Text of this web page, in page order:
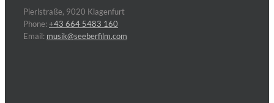
Pierlstraße, 9020 Klagenfurt
Phone:+43 664 5483 160
Email: musik@seeberfilm.com